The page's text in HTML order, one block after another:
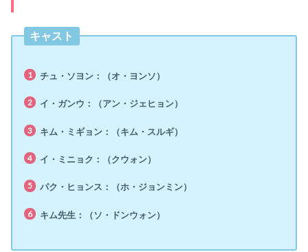
キャスト
チュ・ソヨン：（オ・ヨンソ）
イ・ガンウ：（アン・ジェヒョン）
キム・ミギョン：（キム・スルギ）
イ・ミニョク：（クウォン）
パク・ヒョンス：（ホ・ジョンミン）
キム先生：（ソ・ドンウォン）